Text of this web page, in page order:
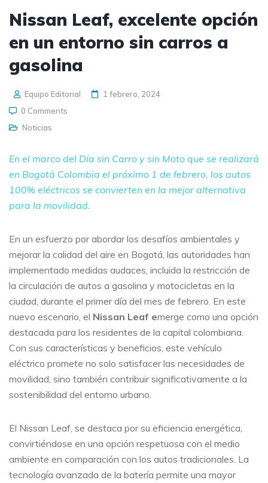
Nissan Leaf, excelente opción
en un entorno sin carros a
gasolina
Equipo Editorial
1 febrero, 2024
0 Comments
Noticias
En el marco del Día sin Carro y sin Moto que se realizará
en Bogotá Colombia el próximo 1 de febrero, los autos
100% eléctricos se convierten en la mejor alternativa
para la movilidad.
En un esfuerzo por abordar los desafíos ambientales y
mejorar la calidad del aire en Bogotá, las autoridades han
implementado medidas audaces, incluida la restricción de
la circulación de autos a gasolina y motocicletas en la
ciudad, durante el primer día del mes de febrero. En este
nuevo escenario, el Nissan Leaf emerge como una opción
destacada para los residentes de la capital colombiana.
Con sus características y beneficios, este vehículo
eléctrico promete no solo satisfacer las necesidades de
movilidad, sino también contribuir significativamente a la
sostenibilidad del entorno urbano.
El Nissan Leaf, se destaca por su eficiencia energética,
convirtiéndose en una opción respetuosa con el medio
ambiente en comparación con los autos tradicionales. La
tecnología avanzada de la batería permite una mayor